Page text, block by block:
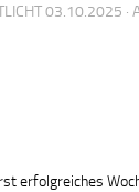
03.10.2025 ·
erfolgreiches